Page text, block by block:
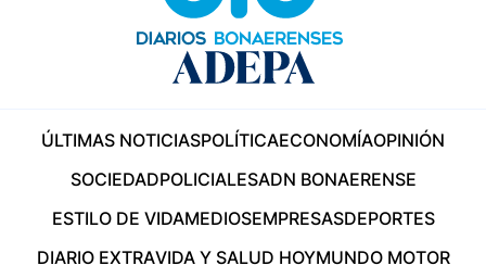
ÚLTIMAS NOTICIASPOLÍTICAECONOMÍAOPINIÓN
SOCIEDADPOLICIALESADN BONAERENSE
ESTILO DE VIDAMEDIOSEMPRESASDEPORTES
DIARIO EXTRAVIDA Y SALUD HOYMUNDO MOTOR